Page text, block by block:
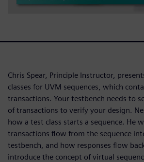
Chris Spear, Principle Instructor,
classes for UVM sequences, which
transactions. Your testbench needs to
of transactions to verify your design.
how a test class starts a sequence. He
transactions flow from the sequence
testbench, and how responses flow
introduce the concept of virtual